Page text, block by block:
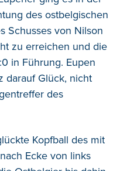
des ostbelgischen
Schusses von Nilson
zu erreichen und die
in Führung. Eupen
darauf Glück, nicht
des
Kopfball des mit
Ecke von links